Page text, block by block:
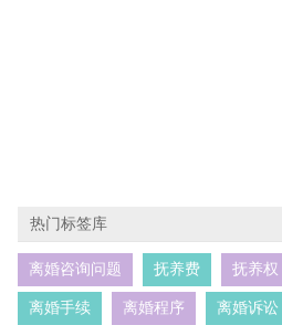
热门标签库
离婚咨询问题 抚养费 抚养权
离婚手续 离婚程序 离婚诉讼